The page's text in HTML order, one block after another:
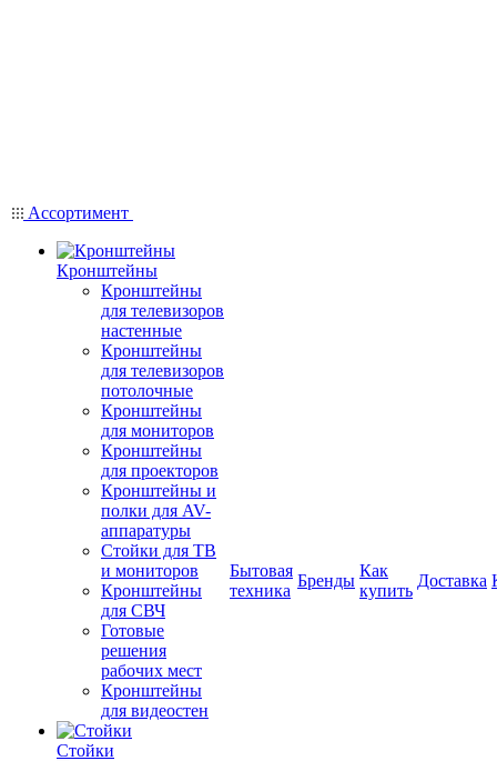
Ассортимент
Кронштейны
Кронштейны
для телевизоров
настенные
Кронштейны
для телевизоров
потолочные
Кронштейны
для мониторов
Кронштейны
для проекторов
Кронштейны и
полки для AV-
аппаратуры
Стойки для ТВ
и мониторов
Кронштейны
для СВЧ
Готовые
решения
рабочих мест
Кронштейны
для видеостен
Стойки
Бытовая
техника
Бренды
Как
купить
Доставка